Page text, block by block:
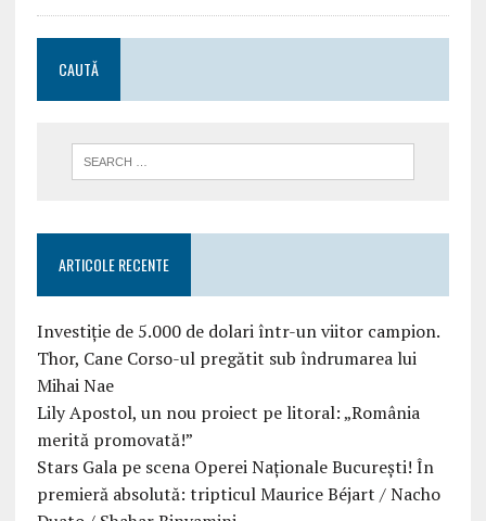
CAUTĂ
ARTICOLE RECENTE
Investiție de 5.000 de dolari într-un viitor campion.
Thor, Cane Corso-ul pregătit sub îndrumarea lui
Mihai Nae
Lily Apostol, un nou proiect pe litoral: „România
merită promovată!”
Stars Gala pe scena Operei Naționale București! În
premieră absolută: tripticul Maurice Béjart / Nacho